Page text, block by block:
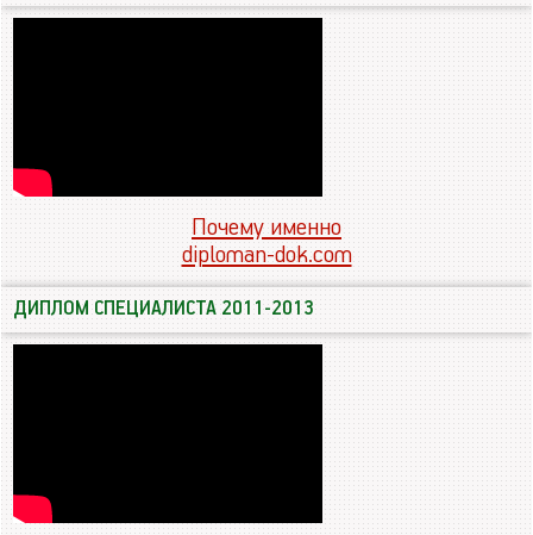
Почему именно
diploman-dok.com
ДИПЛОМ СПЕЦИАЛИСТА 2011-2013